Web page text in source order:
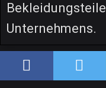
Unternehmens.